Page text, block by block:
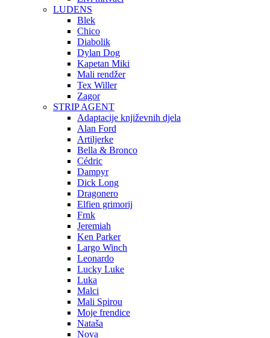
LUDENS
Blek
Chico
Diabolik
Dylan Dog
Kapetan Miki
Mali rendžer
Tex Willer
Zagor
STRIP AGENT
Adaptacije književnih djela
Alan Ford
Artiljerke
Bella & Bronco
Cédric
Dampyr
Dick Long
Dragonero
Elfien grimorij
Frnk
Jeremiah
Ken Parker
Largo Winch
Leonardo
Lucky Luke
Luka
Malci
Mali Spirou
Moje frendice
Nataša
Nova